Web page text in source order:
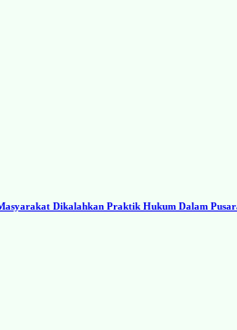
Dikalahkan Praktik Hukum Dalam